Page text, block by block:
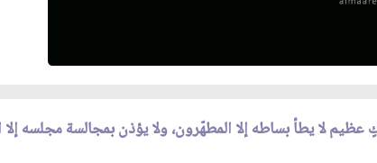
لا يطأ بساطه إلا المطهّرون، ولا يؤذن بمجالسة مجلسه